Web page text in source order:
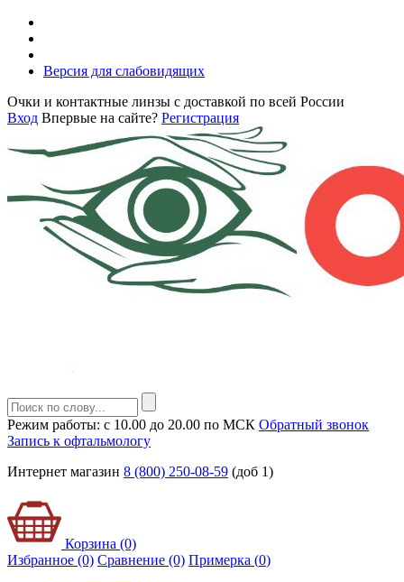
Версия для слабовидящих
Очки и контактные линзы с доставкой по всей России
Вход Впервые на сайте? Регистрация
Режим работы: с 10.00 до 20.00 по МСК Обратный звонок
Запись к офтальмологу
Интернет магазин 8 (800) 250-08-59 (доб 1)
Корзина (0)
Избранное (0) Сравнение (0) Примерка (0)